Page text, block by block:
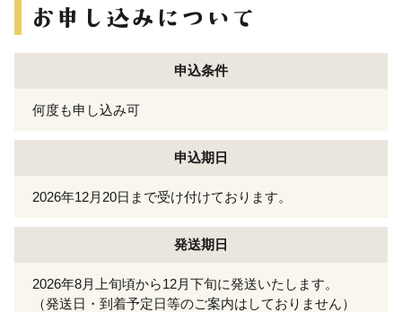
申込条件
何度も申し込み可
申込期日
2026年12月20日まで受け付けております。
発送期日
2026年8月上旬頃から12月下旬に発送いたします。
（発送日・到着予定日等のご案内はしておりません）